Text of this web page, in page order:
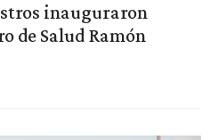
inauguraron
de Salud Ramón